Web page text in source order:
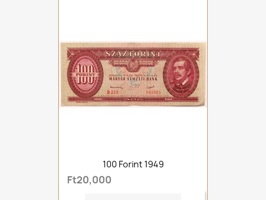
100 Forint 1949
Ft20,000